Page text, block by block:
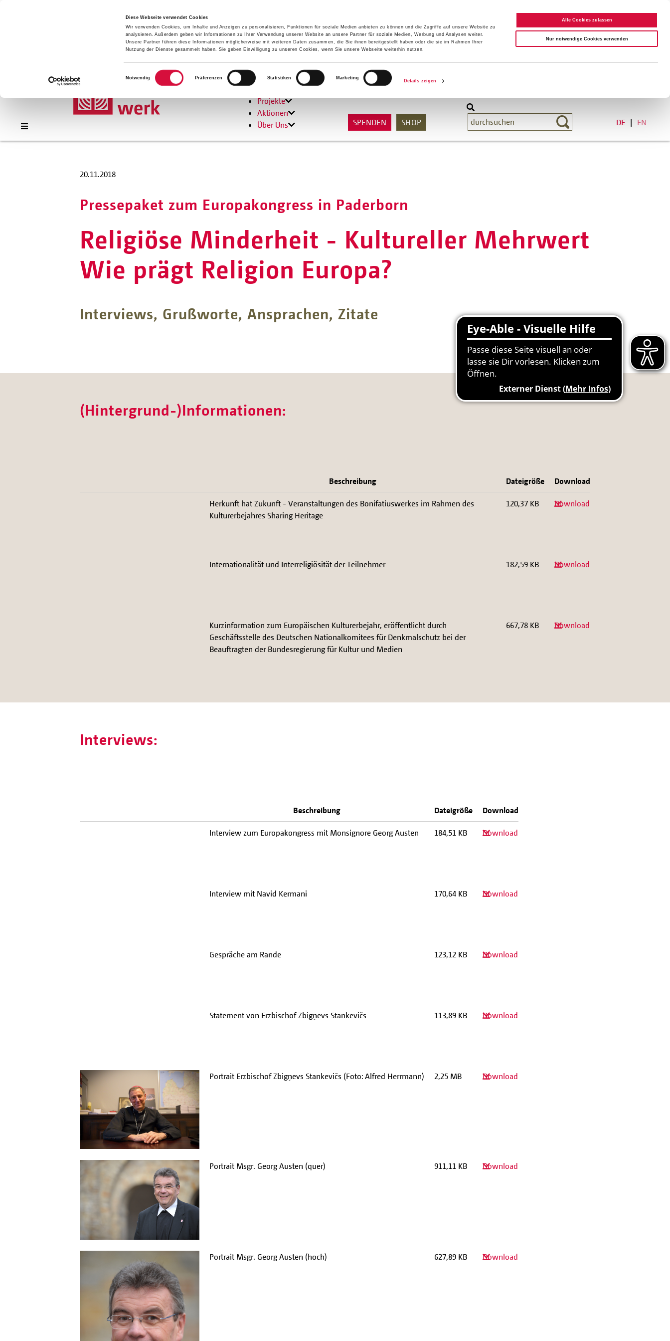
Diese Webseite verwendet Cookies
Wir verwenden Cookies, um Inhalte und Anzeigen zu personalisieren, Funktionen für soziale Medien anbieten zu können und die Zugriffe auf unsere Website zu
analysieren. Außerdem geben wir Informationen zu Ihrer Verwendung unserer Website an unsere Partner für soziale Medien, Werbung und Analysen weiter.
Unsere Partner führen diese Informationen möglicherweise mit weiteren Daten zusammen, die Sie ihnen bereitgestellt haben oder die sie im Rahmen Ihrer
Nutzung der Dienste gesammelt haben. Sie geben Einwilligung zu unseren Cookies, wenn Sie unsere Webseite weiterhin nutzen.
Einwilligungsauswahl
Notwendig
Präferenzen Statistiken Marketing
Details zeigen
Alle Cookies zulassen
Nur notwendige Cookies verwenden
Hilfen
Projekte
Aktionen
Über Uns
SPENDEN SHOP DE EN
20.11.2018
Pressepaket zum Europakongress in Paderborn
Religiöse Minderheit - Kultureller Mehrwert
Wie prägt Religion Europa?
Interviews, Grußworte, Ansprachen, Zitate
(Hintergrund-)Informationen:
Beschreibung Dateigröße Download
Herkunft hat Zukunft - Veranstaltungen des Bonifatiuswerkes im Rahmen des
Kulturerbejahres Sharing Heritage
120,37 KB Download
Internationalität und Interreligiösität der Teilnehmer 182,59 KB Download
Kurzinformation zum Europäischen Kulturerbejahr, eröffentlicht durch
Geschäftsstelle des Deutschen Nationalkomitees für Denkmalschutz bei der
Beauftragten der Bundesregierung für Kultur und Medien
667,78 KB Download
Interviews:
Beschreibung Dateigröße Download
Interview zum Europakongress mit Monsignore Georg Austen 184,51 KB Download
Interview mit Navid Kermani 170,64 KB Download
Gespräche am Rande 123,12 KB Download
Statement von Erzbischof Zbigņevs Stankevičs 113,89 KB Download
Portrait Erzbischof Zbigņevs Stankevičs (Foto: Alfred Herrmann) 2,25 MB Download
Portrait Msgr. Georg Austen (quer) 911,11 KB Download
Portrait Msgr. Georg Austen (hoch) 627,89 KB Download